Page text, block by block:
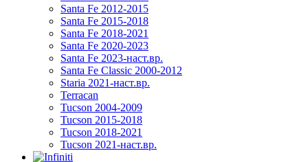
Santa Fe 2012-2015
Santa Fe 2015-2018
Santa Fe 2018-2021
Santa Fe 2020-2023
Santa Fe 2023-наст.вр.
Santa Fe Classic 2000-2012
Staria 2021-наст.вр.
Terracan
Tucson 2004-2009
Tucson 2015-2018
Tucson 2018-2021
Tucson 2021-наст.вр.